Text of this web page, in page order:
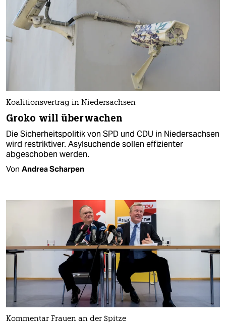
Koalitionsvertrag in Niedersachsen
Groko will überwachen
Die Sicherheitspolitik von SPD und CDU in Niedersachsen
wird restriktiver. Asylsuchende sollen effizienter
abgeschoben werden.
Von Andrea Scharpen
Kommentar Frauen an der Spitze